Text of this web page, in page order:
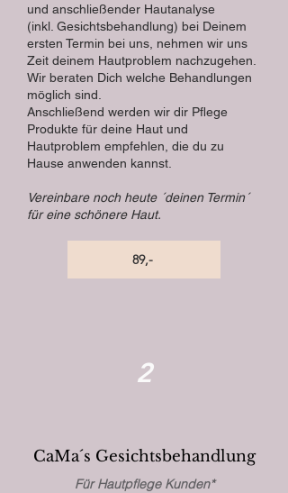
und anschließender Hautanalyse
(inkl. Gesichtsbehandlung) bei Deinem
ersten Termin bei uns, nehmen wir uns
Zeit deinem Hautproblem nachzugehen.
Wir beraten Dich welche Behandlungen
möglich sind.
Anschließend werden wir dir Pflege
Produkte für deine Haut und
Hautproblem empfehlen, die du zu
Hause anwenden kannst.
Vereinbare noch heute ´deinen Termin´
für eine schönere Haut.
89,-
2
CaMa´s Gesichtsbehandlung
Für Hautpflege Kunden*